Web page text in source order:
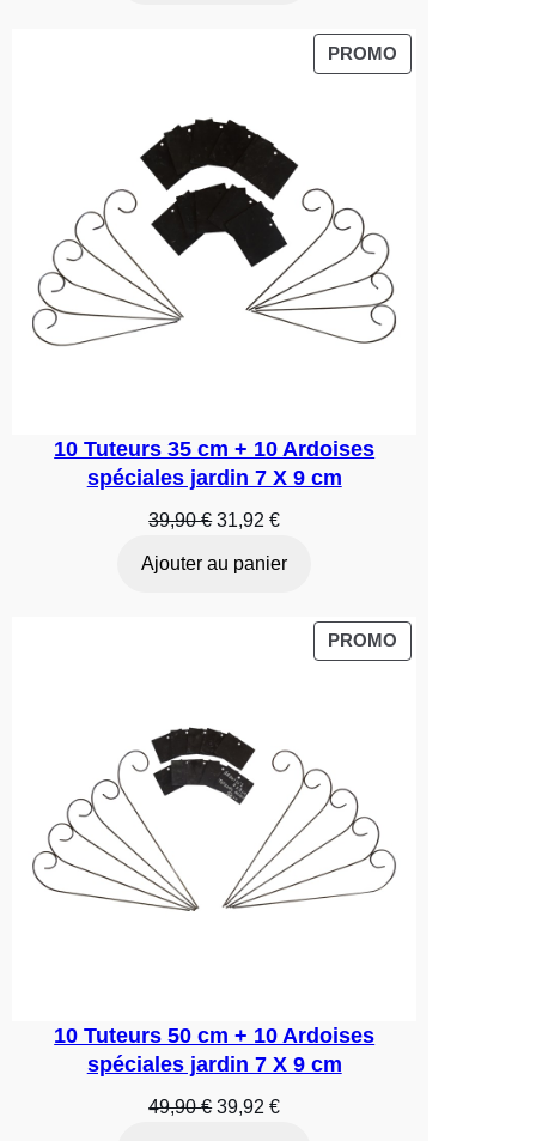
PROMO
10 Tuteurs 35 cm + 10 Ardoises
spéciales jardin 7 X 9 cm
39,90€ Le
initial
31,92€Le
actuel
31,92 €.
Ajouter au panier
PROMO
10 Tuteurs 50 cm + 10 Ardoises
spéciales jardin 7 X 9 cm
49,90€ Le
39,92€Le